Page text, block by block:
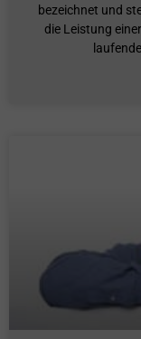
bezeichnet und
die Leistung